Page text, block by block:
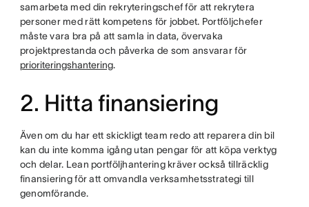
samarbeta med din rekryteringschef för att rekrytera
personer med rätt kompetens för jobbet. Portföljchefer
måste vara bra på att samla in data, övervaka
projektprestanda och påverka de som ansvarar för
prioriteringshantering.
2. Hitta finansiering
Även om du har ett skickligt team redo att reparera din bil
kan du inte komma igång utan pengar för att köpa verktyg
och delar. Lean portföljhantering kräver också tillräcklig
finansiering för att omvandla verksamhetsstrategi till
genomförande.